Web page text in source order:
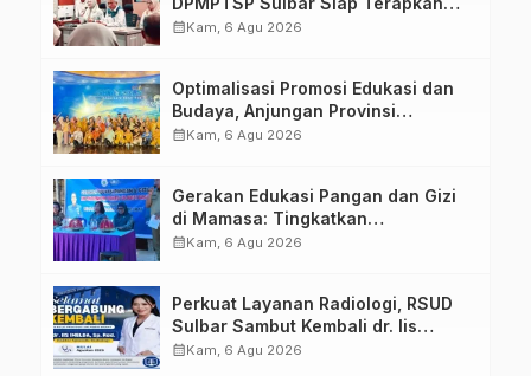
Aplikasi FLEKSI ASN
calendar_monthKam, 6 Agu 2026
Optimalisasi Promosi Edukasi dan
Budaya, Anjungan Provinsi
Sulawesi Barat Perkuat Kolaborasi
calendar_monthKam, 6 Agu 2026
Gerakan Edukasi Pangan dan Gizi
di Mamasa: Tingkatkan
Pengetahuan dan Keterampilan
calendar_monthKam, 6 Agu 2026
Perkuat Layanan Radiologi, RSUD
Sulbar Sambut Kembali dr. Iis
Imelda, Sp.Rad
calendar_monthKam, 6 Agu 2026